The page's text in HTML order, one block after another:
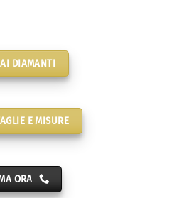
DIAMANTI
E MISURE
ORA